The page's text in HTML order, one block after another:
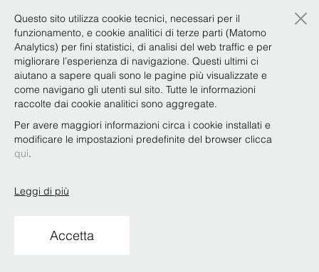
Questo sito utilizza cookie tecnici, necessari per il
funzionamento, e cookie analitici di terze parti (Matomo
Analytics) per fini statistici, di analisi del web traffic e per
migliorare l’esperienza di navigazione. Questi ultimi ci
aiutano a sapere quali sono le pagine più visualizzate e
come navigano gli utenti sul sito. Tutte le informazioni
raccolte dai cookie analitici sono aggregate.
Per avere maggiori informazioni circa i cookie installati e
modificare le impostazioni predefinite del browser clicca
qui.
Leggi di più
Accetta
×